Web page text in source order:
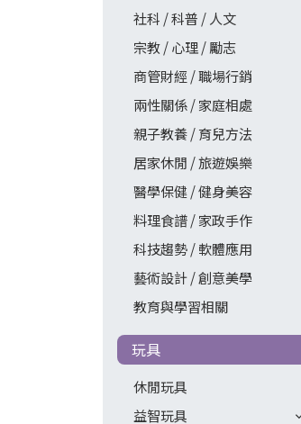
社科 / 科普 / 人文
宗教 / 心理 / 勵志
商管財經 / 職場行銷
兩性關係 / 家庭相處
親子教養 / 育兒方法
居家休閒 / 旅遊娛樂
醫學保健 / 健身美容
料理食譜 / 家政手作
科技趨勢 / 軟體應用
藝術設計 / 創意美學
教育與學習相關
玩具
休閒玩具
益智玩具